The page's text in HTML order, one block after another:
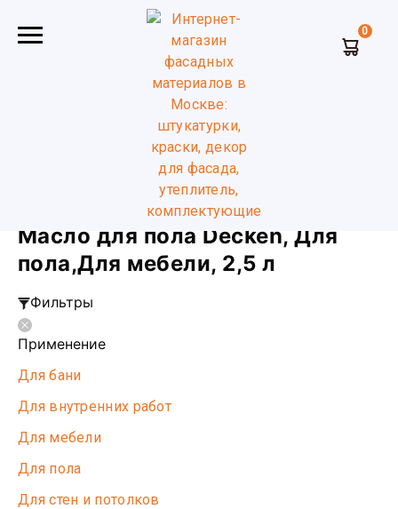
0
Масло и воск для дерева
Для мебели для пола
Масло для пола Decken, Для
пола,Для мебели, 2,5 л
Фильтры
Применение
Для бани
Для внутренних работ
Для мебели
Для пола
Для стен и потолков